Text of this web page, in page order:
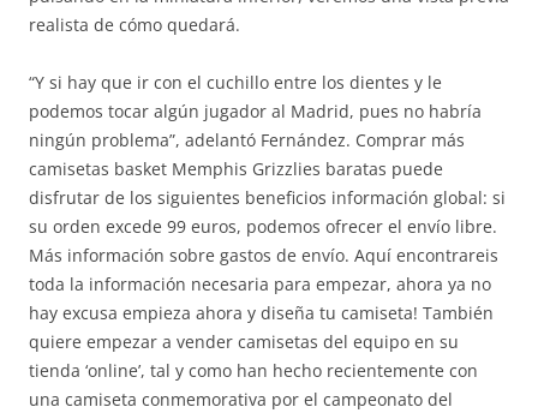
realista de cómo quedará.
“Y si hay que ir con el cuchillo entre los dientes y le
podemos tocar algún jugador al Madrid, pues no habría
ningún problema”, adelantó Fernández. Comprar más
camisetas basket Memphis Grizzlies baratas puede
disfrutar de los siguientes beneficios información global: si
su orden excede 99 euros, podemos ofrecer el envío libre.
Más información sobre gastos de envío. Aquí encontrareis
toda la información necesaria para empezar, ahora ya no
hay excusa empieza ahora y diseña tu camiseta! También
quiere empezar a vender camisetas del equipo en su
tienda ‘online’, tal y como han hecho recientemente con
una camiseta conmemorativa por el campeonato del